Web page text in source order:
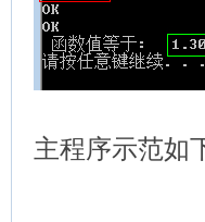
主程序示范如